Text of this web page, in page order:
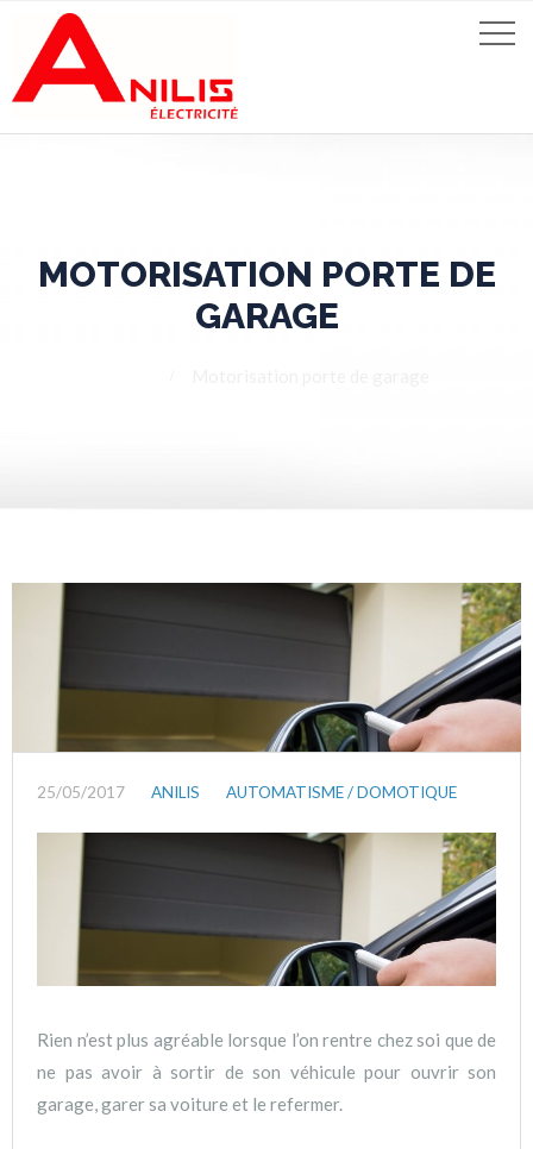
MOTORISATION PORTE DE
GARAGE
25/05/2017 ANILIS AUTOMATISME / DOMOTIQUE
Rien n’est plus agréable lorsque l’on rentre chez soi que de
ne pas avoir à sortir de son véhicule pour ouvrir son
garage, garer sa voiture et le refermer.